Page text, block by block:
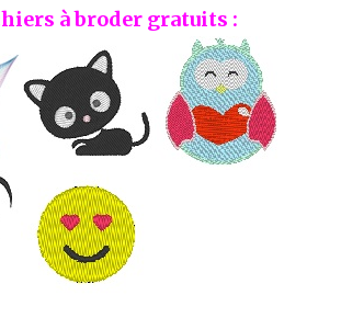
à broder gratuits :